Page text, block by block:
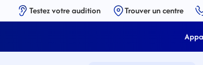
Testez votre audition Trouver un centre